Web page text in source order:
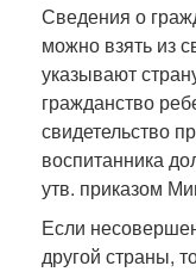
Сведения о
можно взять из
указывают
гражданство
свидетельство
воспитанника
утв. приказом
Если
другой страны,